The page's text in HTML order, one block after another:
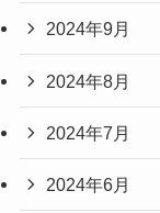
2024年9月
2024年8月
2024年7月
2024年6月